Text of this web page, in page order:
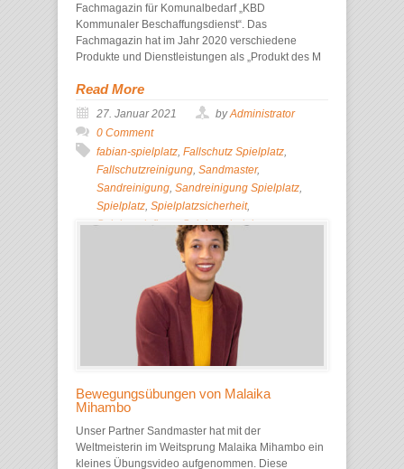
Fachmagazin für Komunalbedarf „KBD
Kommunaler Beschaffungsdienst“. Das
Fachmagazin hat im Jahr 2020 verschiedene
Produkte und Dienstleistungen als „Produkt des M
Read More
27. Januar 2021 byAdministrator
0 Comment
fabian-spielplatz, Fallschutz Spielplatz,
Fallschutzreinigung, Sandmaster,
Sandreinigung, Sandreinigung Spielplatz,
Spielplatz, Spielplatzsicherheit,
Spielsandpflege,Spielsandreinigung
Bewegungsübungen von Malaika
Mihambo
Unser Partner Sandmaster hat mit der
Weltmeisterin im Weitsprung Malaika Mihambo ein
kleines Übungsvideo aufgenommen. Diese